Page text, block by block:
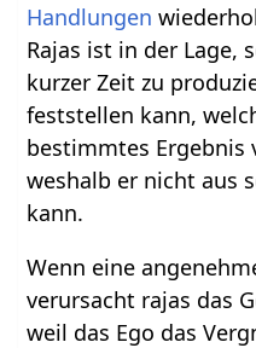
Handlungen
Rajas ist in der Lage,
kurzer Zeit zu
feststellen kann,
bestimmtes Ergebnis
weshalb er nicht aus
kann.
Wenn eine
verursacht rajas das
weil das Ego das